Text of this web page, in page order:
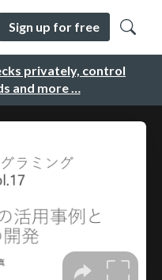
privately, control
and more …
Sign up for free